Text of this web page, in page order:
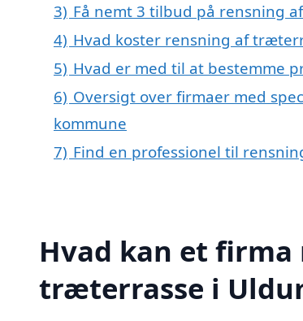
3) Få nemt 3 tilbud på rensning
4) Hvad koster rensning af
5) Hvad er med til at bestemme
6) Oversigt over firmaer med
kommune
7) Find en professionel til
Hvad kan et firma
træterrasse i